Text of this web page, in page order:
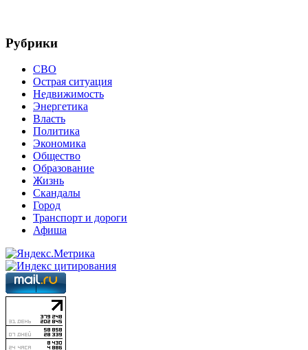
Рубрики
СВО
Острая ситуация
Недвижимость
Энергетика
Власть
Политика
Экономика
Общество
Образование
Жизнь
Скандалы
Город
Транспорт и дороги
Афиша